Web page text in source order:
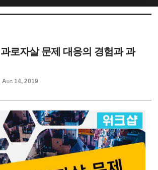
과로자살 문제 대응의 경험과 과
Aug 14, 2019
스케치북5
스케치북5